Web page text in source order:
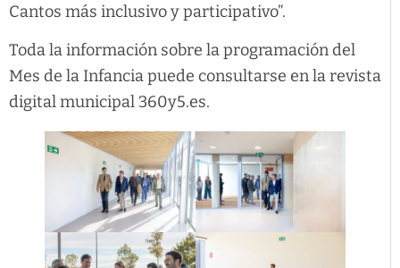
Cantos más inclusivo y participativo”.
Toda la información sobre la programación del
Mes de la Infancia puede consultarse en la revista
digital municipal 360y5.es.